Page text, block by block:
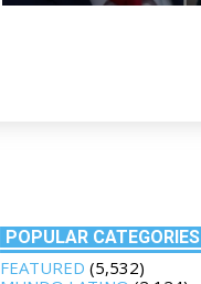
POPULAR CATEGORIES
FEATURED (5,532)